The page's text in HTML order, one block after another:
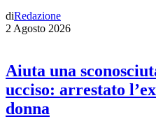
diRedazione
2 Agosto 2026
Aiuta una
ucciso: arrestato
donna